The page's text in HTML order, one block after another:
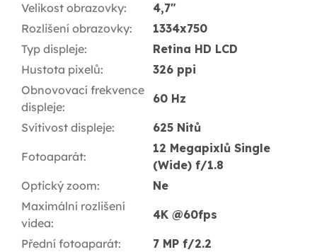
Velikost obrazovky:
4,7"
Rozlišení obrazovky:
1334x750
Typ displeje:
Retina HD LCD
Hustota pixelů:
326 ppi
Obnovovací frekvence
displeje:
60 Hz
Svítivost displeje: 625 Nitů
Fotoaparát:
12 Megapixlů Single
(Wide) f/1.8
Optický zoom:
Ne
Maximální rozlišení
videa:
4K @60fps
Přední fotoaparát:
7 MP f/2.2